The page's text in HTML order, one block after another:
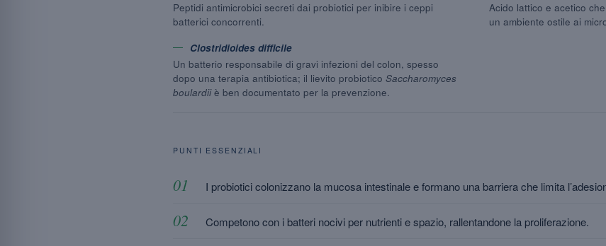
Peptidi antimicrobici secreti dai probiotici per inibire i ceppi
batterici concorrenti.
Acido lattico e acetico
un ambiente ostile ai
Clostridioides difficile
Un batterio responsabile di gravi infezioni del colon, spesso
dopo una terapia antibiotica; il lievito probiotico Saccharomyces
boulardiiè ben documentato per la prevenzione.
PUNTI ESSENZIALI
I probiotici colonizzano la mucosa intestinale e formano una barriera che limita
Competono con i batteri nocivi per nutrienti e spazio, rallentandone la proliferazione.